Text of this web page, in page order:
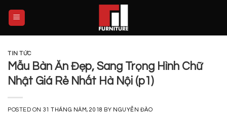
TIN TỨC
Mẫu Bàn Ăn Đẹp, Sang Trọng Hình Chữ
Nhật Giá Rẻ Nhất Hà Nội (p1)
POSTED ON 31 THÁNG NĂM, 2018 BY NGUYỄN ĐÀO